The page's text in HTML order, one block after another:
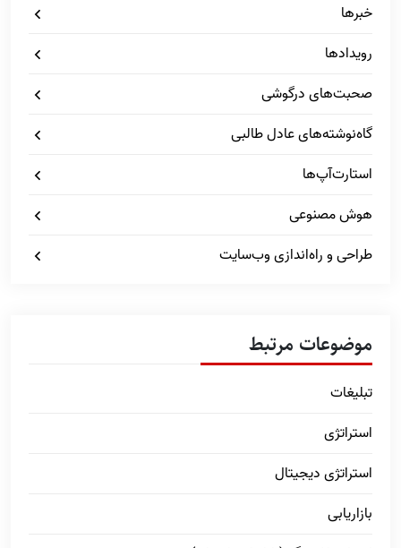
خبرها
رویدادها
صحبت‌های درگوشی
گاه‌نوشته‌های عادل طالبی
استارت‌آپ‌ها
هوش مصنوعی
طراحی و راه‌اندازی وب‌سایت
موضوعات مرتبط
تبلیغات
استراتژی
استراتژی دیجیتال
بازاریابی